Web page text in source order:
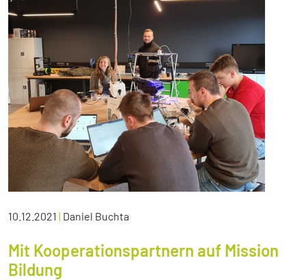
10.12.2021 | Daniel Buchta
Mit Kooperationspartnern auf Mission
Bildung